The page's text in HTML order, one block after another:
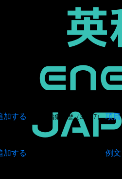
加する 項目の編集履歴（34947） 項目
加する
例文